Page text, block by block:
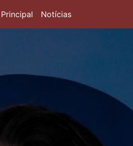
Principal Notícias